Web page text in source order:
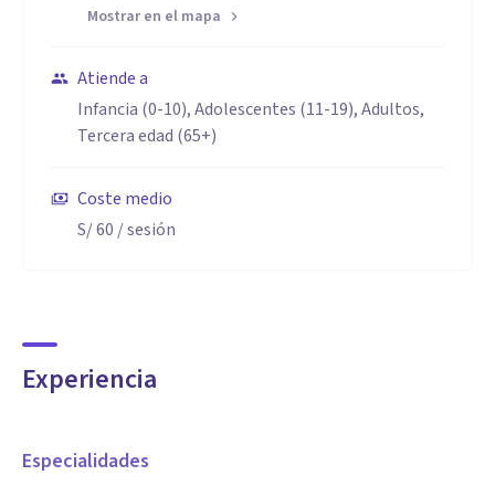
Mostrar en el mapa
Atiende a
Infancia (0-10), Adolescentes (11-19), Adultos,
Tercera edad (65+)
Coste medio
S/ 60 / sesión
Experiencia
Especialidades